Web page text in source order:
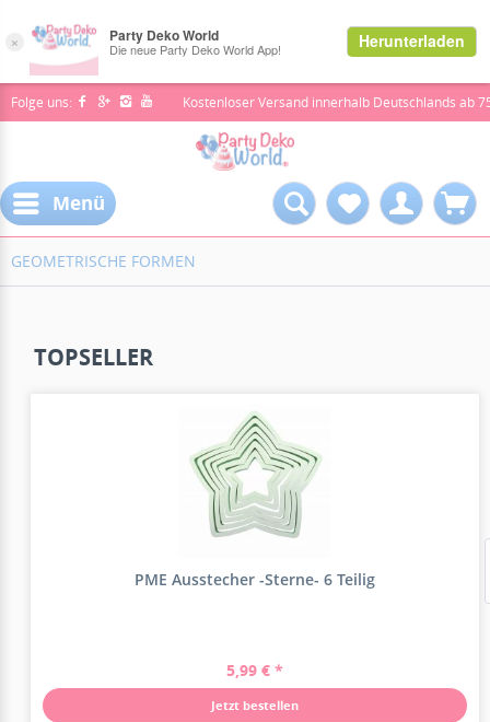
Folge uns: Kostenloser Versand innerhalb Deutschlands ab
Menü
GEOMETRISCHE FORMEN
TOPSELLER
PME Ausstecher -Sterne- 6 Teilig
5,99 € *
Jetzt bestellen